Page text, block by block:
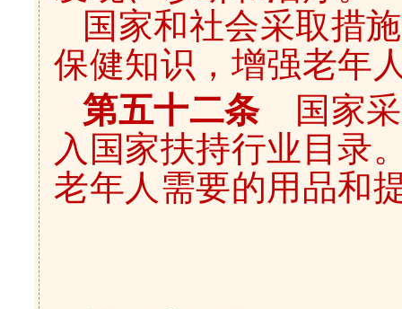
国家和社会采取措
保健知识，增强老年
第五十二条
国家
入国家扶持行业目录
老年人需要的用品和